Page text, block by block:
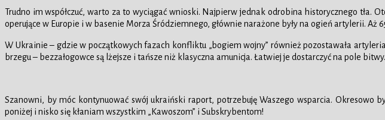
Trudno im współczuć, warto za to wyciągać wnioski. Najpierw jednak odrobina historycznego tła.
operujące w Europie i w basenie Morza Śródziemnego, głównie narażone były na ogień artylerii. Aż
W Ukrainie – gdzie w początkowych fazach konfliktu „bogiem wojny” również pozostawała
brzegu – bezzałogowce są lżejsze i tańsze niż klasyczna amunicja. Łatwiej je dostarczyć na pole
Szanowni, by móc kontynuować swój ukraiński raport, potrzebuję Waszego wsparcia. Okresowo
poniżej i nisko się kłaniam wszystkim „Kawoszom” i Subskrybentom!